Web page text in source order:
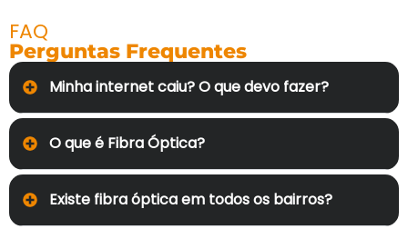
FAQ
Perguntas Frequentes
Minha internet caiu? O que devo fazer?
O que é Fibra Óptica?
Existe fibra óptica em todos os bairros?